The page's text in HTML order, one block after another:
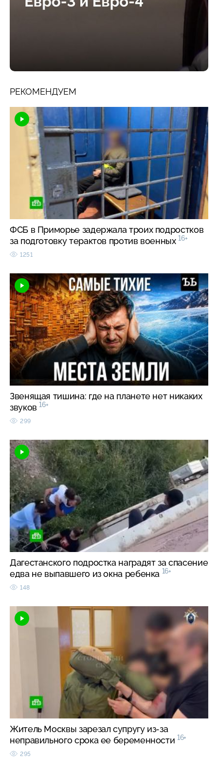
РЕКОМЕНДУЕМ
ФСБ в Приморье задержала троих подростков
за подготовку терактов против военных 16+
1251
Звенящая тишина: где на планете нет никаких
звуков 16+
299
Дагестанского подростка наградят за спасение
едва не выпавшего из окна ребенка 16+
148
Житель Москвы зарезал супругу из-за
неправильного срока ее беременности 16+
295